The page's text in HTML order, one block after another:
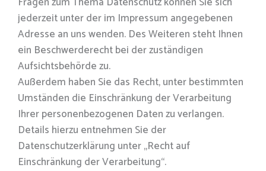
jederzeit unter der im Impressum angegebenen
Adresse an uns wenden. Des Weiteren steht Ihnen
ein Beschwerderecht bei der zuständigen
Aufsichtsbehörde zu.
Außerdem haben Sie das Recht, unter bestimmten
Umständen die Einschränkung der Verarbeitung
Ihrer personenbezogenen Daten zu verlangen.
Details hierzu entnehmen Sie der
Datenschutzerklärung unter „Recht auf
Einschränkung der Verarbeitung“.